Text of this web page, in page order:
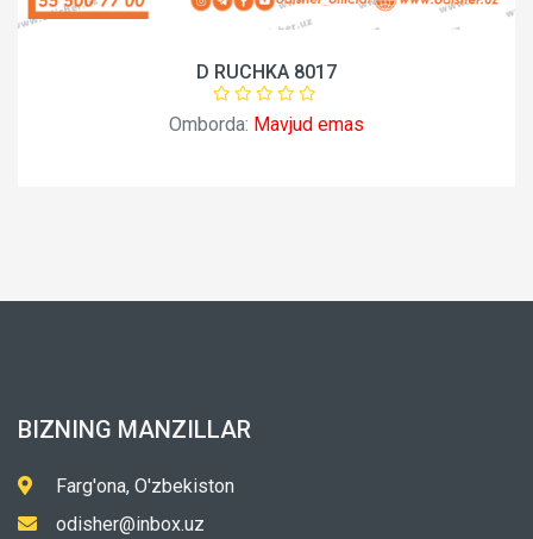
D RUCHKA 8017
Omborda: Mavjud emas
BIZNING MANZILLAR
Farg'ona, O'zbekiston
odisher@inbox.uz